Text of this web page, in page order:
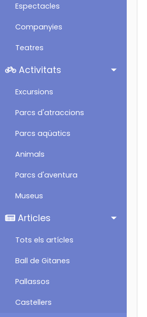
Espectacles
Companyies
Teatres
Activitats
Excursions
Parcs d'atraccions
Parcs aqüatics
Animals
Parcs d'aventura
Museus
Articles
Tots els artícles
Ball de Gitanes
Pallassos
Castellers